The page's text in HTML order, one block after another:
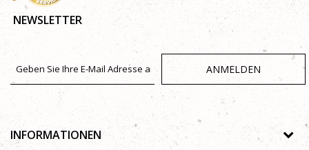
NEWSLETTER
ANMELDEN
INFORMATIONEN